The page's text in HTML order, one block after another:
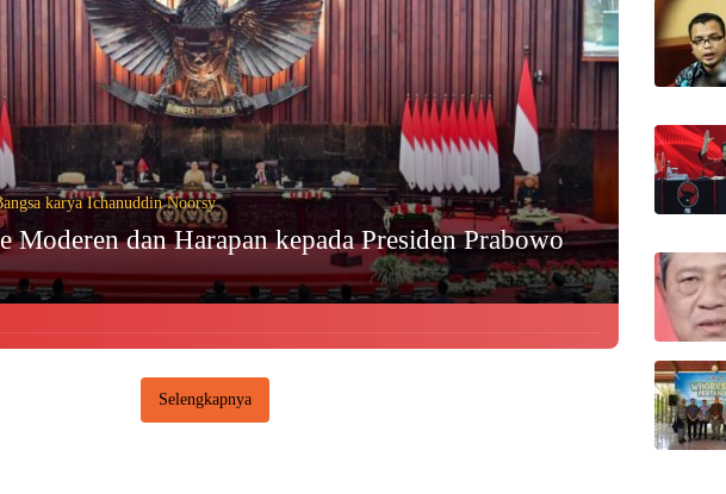
karya Ichanuddin Noorsy
Moderen dan Harapan kepada Presiden Prabowo
Selengkapnya